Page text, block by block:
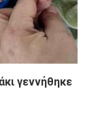
γεννήθηκε